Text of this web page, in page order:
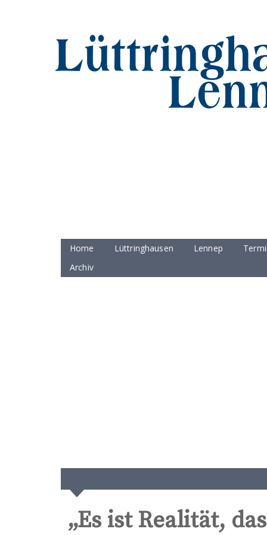
Home Lüttringhausen Lennep
Archiv
„Es ist Realität,